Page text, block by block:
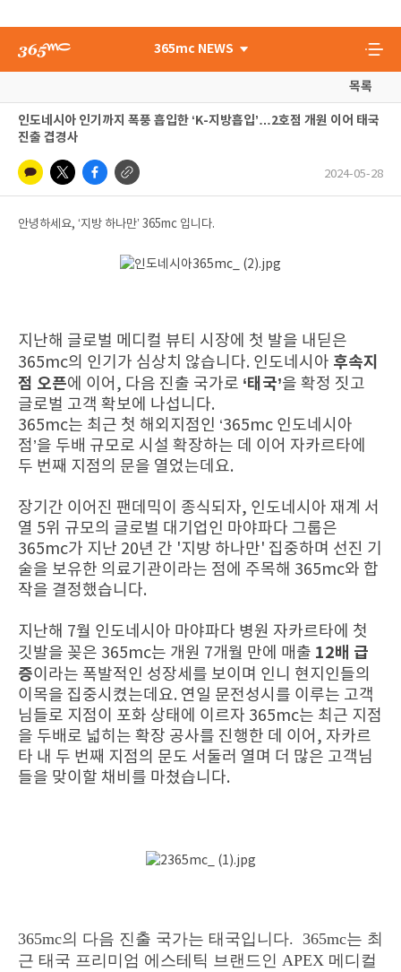
365mc NEWS
목록
인도네시아 인기까지 폭풍 흡입한 ‘K-지방흡입’…2호점 개원 이어 태국
진출 겹경사
2024-05-28
안녕하세요, ‘지방 하나만’ 365mc 입니다.
지난해 글로벌 메디컬 뷰티 시장에 첫 발을 내딛은
365mc의 인기가 심상치 않습니다. 인도네시아 후속지
점 오픈에 이어, 다음 진출 국가로 ‘태국’을 확정 짓고
글로벌 고객 확보에 나섭니다.
365mc는 최근 첫 해외지점인 ‘365mc 인도네시아
점’을 두배 규모로 시설 확장하는 데 이어 자카르타에
두 번째 지점의 문을 열었는데요.
장기간 이어진 팬데믹이 종식되자, 인도네시아 재계 서
열 5위 규모의 글로벌 대기업인 마야파다 그룹은
365mc가 지난 20년 간 '지방 하나만' 집중하며 선진 기
술을 보유한 의료기관이라는 점에 주목해 365mc와 합
작을 결정했습니다.
지난해 7월 인도네시아 마야파다 병원 자카르타에 첫
깃발을 꽂은 365mc는 개원 7개월 만에 매출 12배 급
증이라는 폭발적인 성장세를 보이며 인니 현지인들의
이목을 집중시켰는데요. 연일 문전성시를 이루는 고객
님들로 지점이 포화 상태에 이르자 365mc는 최근 지점
을 두배로 넓히는 확장 공사를 진행한 데 이어, 자카르
타 내 두 번째 지점의 문도 서둘러 열며 더 많은 고객님
들을 맞이할 채비를 마쳤습니다.
365mc의 다음 진출 국가는 태국입니다. 365mc는 최
근 태국 프리미엄 에스테틱 브랜드인 APEX 메디컬